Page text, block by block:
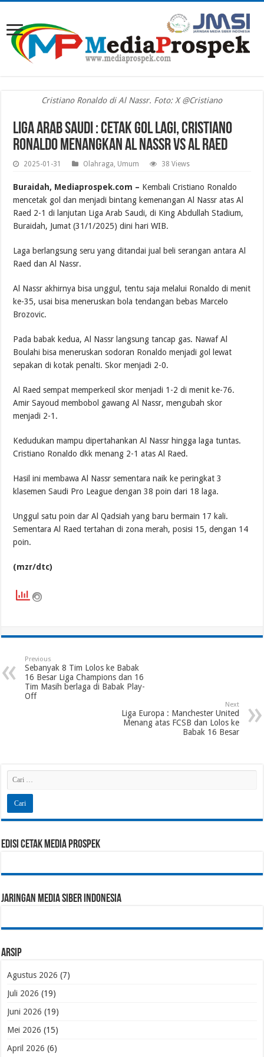
Cristiano Ronaldo di Al Nassr. Foto: X @Cristiano
Liga Arab Saudi : Cetak Gol Lagi, Cristiano
Ronaldo Menangkan Al Nassr Vs Al Raed
2025-01-31 Olahraga, Umum 38 Views
Buraidah, Mediaprospek.com – Kembali Cristiano Ronaldo
mencetak gol dan menjadi bintang kemenangan Al Nassr atas Al
Raed 2-1 di lanjutan Liga Arab Saudi, di King Abdullah Stadium,
Buraidah, Jumat (31/1/2025) dini hari WIB.
Laga berlangsung seru yang ditandai jual beli serangan antara Al
Raed dan Al Nassr.
Al Nassr akhirnya bisa unggul, tentu saja melalui Ronaldo di menit
ke-35, usai bisa meneruskan bola tendangan bebas Marcelo
Brozovic.
Pada babak kedua, Al Nassr langsung tancap gas. Nawaf Al
Boulahi bisa meneruskan sodoran Ronaldo menjadi gol lewat
sepakan di kotak penalti. Skor menjadi 2-0.
Al Raed sempat memperkecil skor menjadi 1-2 di menit ke-76.
Amir Sayoud membobol gawang Al Nassr, mengubah skor
menjadi 2-1.
Kedudukan mampu dipertahankan Al Nassr hingga laga tuntas.
Cristiano Ronaldo dkk menang 2-1 atas Al Raed.
Hasil ini membawa Al Nassr sementara naik ke peringkat 3
klasemen Saudi Pro League dengan 38 poin dari 18 laga.
Unggul satu poin dar Al Qadsiah yang baru bermain 17 kali.
Sementara Al Raed tertahan di zona merah, posisi 15, dengan 14
poin.
(mzr/dtc)
Previous
Sebanyak 8 Tim Lolos ke Babak
16 Besar Liga Champions dan 16
Tim Masih berlaga di Babak Play-
Off
Next
Liga Europa : Manchester United
Menang atas FCSB dan Lolos ke
Babak 16 Besar
Edisi Cetak Media Prospek
Jaringan Media Siber Indonesia
Arsip
Agustus 2026 (7)
Juli 2026 (19)
Juni 2026 (19)
Mei 2026 (15)
April 2026 (6)